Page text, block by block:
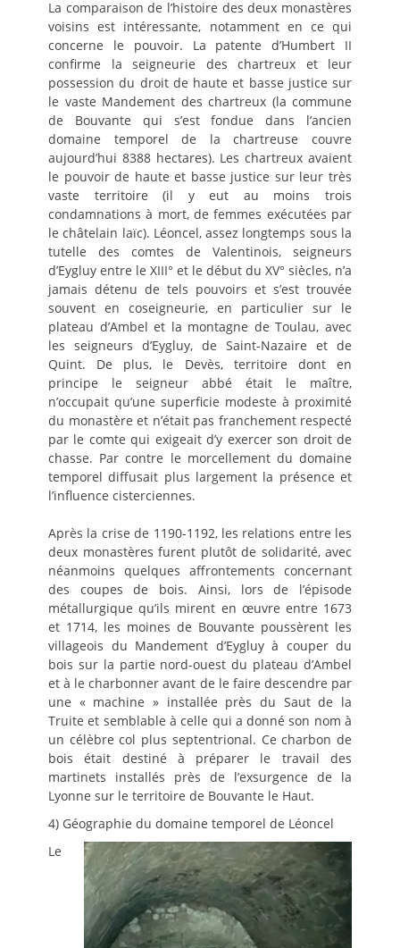
La comparaison de l’histoire des deux monastères
voisins est intéressante, notamment en ce qui
concerne le pouvoir. La patente d’Humbert II
confirme la seigneurie des chartreux et leur
possession du droit de haute et basse justice sur
le vaste Mandement des chartreux (la commune
de Bouvante qui s’est fondue dans l’ancien
domaine temporel de la chartreuse couvre
aujourd’hui 8388 hectares). Les chartreux avaient
le pouvoir de haute et basse justice sur leur très
vaste territoire (il y eut au moins trois
condamnations à mort, de femmes exécutées par
le châtelain laïc). Léoncel, assez longtemps sous la
tutelle des comtes de Valentinois, seigneurs
d’Eygluy entre le XIII° et le début du XV° siècles, n’a
jamais détenu de tels pouvoirs et s’est trouvée
souvent en coseigneurie, en particulier sur le
plateau d’Ambel et la montagne de Toulau, avec
les seigneurs d’Eygluy, de Saint-Nazaire et de
Quint. De plus, le Devès, territoire dont en
principe le seigneur abbé était le maître,
n’occupait qu’une superficie modeste à proximité
du monastère et n’était pas franchement respecté
par le comte qui exigeait d’y exercer son droit de
chasse. Par contre le morcellement du domaine
temporel diffusait plus largement la présence et
l’influence cisterciennes.
Après la crise de 1190-1192, les relations entre les
deux monastères furent plutôt de solidarité, avec
néanmoins quelques affrontements concernant
des coupes de bois. Ainsi, lors de l’épisode
métallurgique qu’ils mirent en œuvre entre 1673
et 1714, les moines de Bouvante poussèrent les
villageois du Mandement d’Eygluy à couper du
bois sur la partie nord-ouest du plateau d’Ambel
et à le charbonner avant de le faire descendre par
une « machine » installée près du Saut de la
Truite et semblable à celle qui a donné son nom à
un célèbre col plus septentrional. Ce charbon de
bois était destiné à préparer le travail des
martinets installés près de l’exsurgence de la
Lyonne sur le territoire de Bouvante le Haut.
4) Géographie du domaine temporel de Léoncel
Le